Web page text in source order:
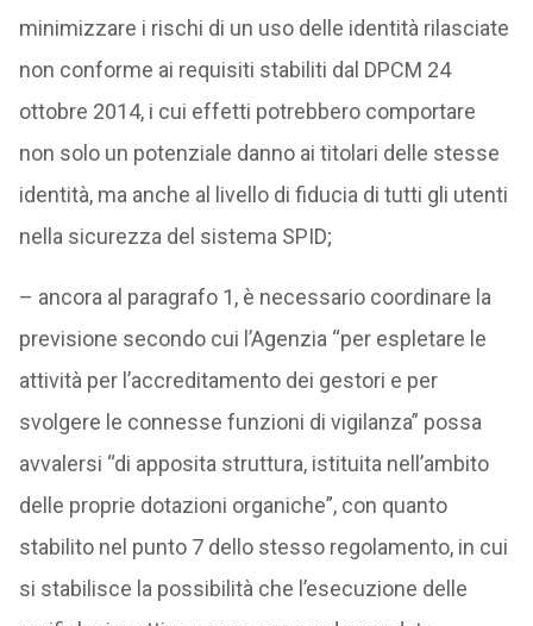
minimizzare i rischi di un uso delle identità rilasciate
non conforme ai requisiti stabiliti dal DPCM 24
ottobre 2014, i cui effetti potrebbero comportare
non solo un potenziale danno ai titolari delle stesse
identità, ma anche al livello di fiducia di tutti gli utenti
nella sicurezza del sistema SPID;
– ancora al paragrafo 1, è necessario coordinare la
previsione secondo cui l’Agenzia “per espletare le
attività per l’accreditamento dei gestori e per
svolgere le connesse funzioni di vigilanza” possa
avvalersi “di apposita struttura, istituita nell’ambito
delle proprie dotazioni organiche”, con quanto
stabilito nel punto 7 dello stesso regolamento, in cui
si stabilisce la possibilità che l’esecuzione delle